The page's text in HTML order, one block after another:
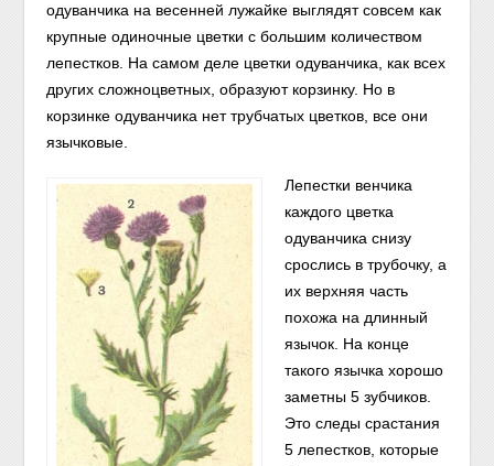
одуванчика на весенней лужайке выглядят совсем как
крупные одиночные цветки с большим количеством
лепестков. На самом деле цветки одуванчика, как всех
других сложноцветных, образуют корзинку. Но в
корзинке одуванчика нет трубчатых цветков, все они
язычковые.
Лепестки венчика
каждого цветка
одуванчика снизу
срослись в трубочку, а
их верхняячасть
похожа на длинный
язычок. На конце
такого язычка хорошо
заметны 5 зубчиков.
Это следы срастания
5 лепестков, которые